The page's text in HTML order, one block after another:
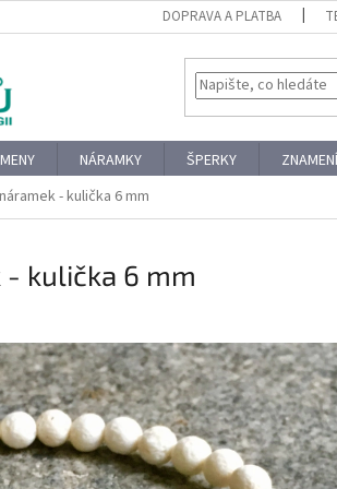
DOPRAVA A PLATBA
NÁRAMKY ŠPERKY ZNAMENÍ
- kulička 6 mm
- kulička 6 mm